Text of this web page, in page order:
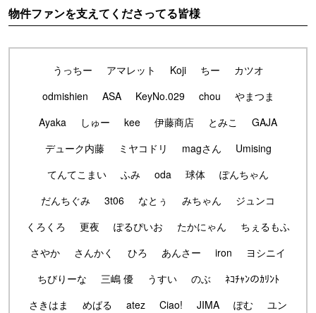
物件ファンを支えてくださってる皆様
うっちー アマレット Koji ちー
カツオ
odmishien
ASA KeyNo.029 chou
やまつま
Ayaka
しゅー kee 伊藤商店 とみこ
GAJA
デューク内藤
ミヤコドリ magさん
Umising
てんてこまい
ふみ oda 球体
ぽんちゃん
だんちぐみ
3t06 なとぅ みちゃん
ジュンコ
くろくろ
更夜 ぽるぴいお たかにゃん
ちぇるもふ
さやか
さんかく ひろ あんさー iron
ヨシニイ
ちびりーな
三嶋 優 うすい のぶ
ﾈｺﾁｬﾝのｶﾘﾝﾄ
さきはま
めばる atez Ciao! JIMA ぽむ
ユン